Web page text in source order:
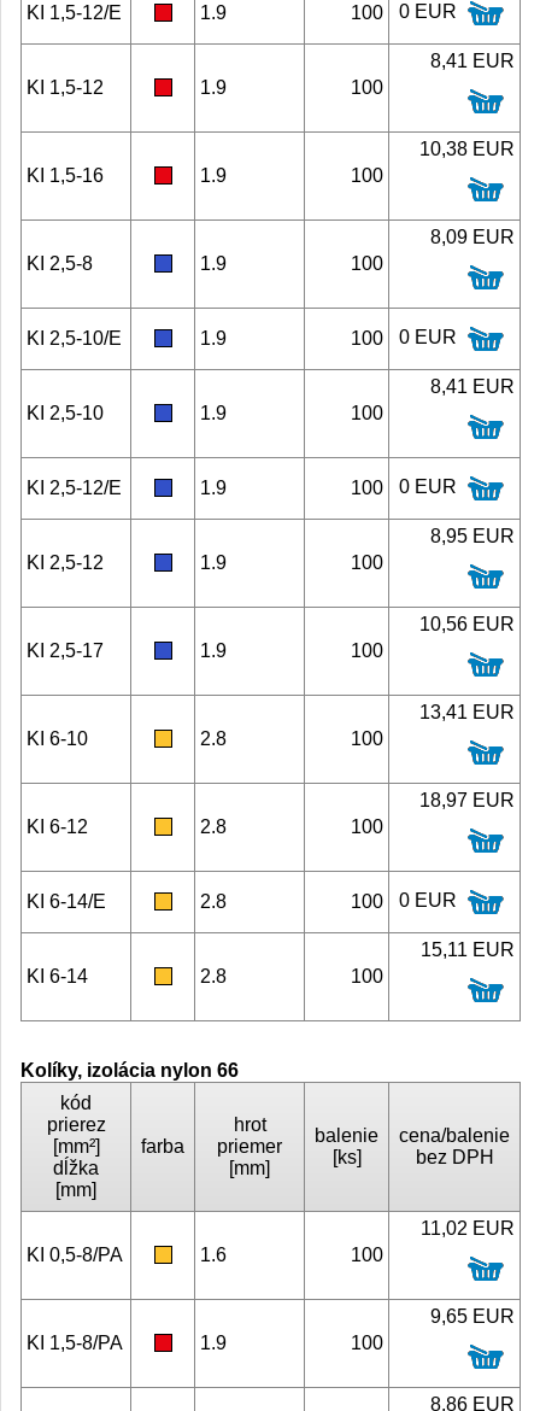
KI 1,5-12/E 1.9 100 0 EUR
KI 1,5-12 1.9 100
8,41 EUR
KI 1,5-16 1.9 100
10,38 EUR
KI 2,5-8 1.9 100
8,09 EUR
KI 2,5-10/E 1.9 100 0 EUR
KI 2,5-10 1.9 100
8,41 EUR
KI 2,5-12/E 1.9 100 0 EUR
KI 2,5-12 1.9 100
8,95 EUR
KI 2,5-17 1.9 100
10,56 EUR
KI 6-10 2.8 100
13,41 EUR
KI 6-12 2.8 100
18,97 EUR
KI 6-14/E 2.8 100 0 EUR
KI 6-14 2.8 100
15,11 EUR
Kolíky, izolácia nylon 66
kód
prierez
[mm²]
dĺžka
[mm]
farba
hrot
priemer
[mm]
balenie
[ks]
cena/balenie
bez DPH
KI 0,5-8/PA 1.6 100
11,02 EUR
KI 1,5-8/PA 1.9 100
9,65 EUR
8,86 EUR